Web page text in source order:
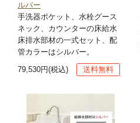
ルバー
手洗器ポケット、水栓グース
ネック、カウンターの床給水
床排水部材の一式セット、配
管カラーはシルバー。
79,530円(税込)
送料無料